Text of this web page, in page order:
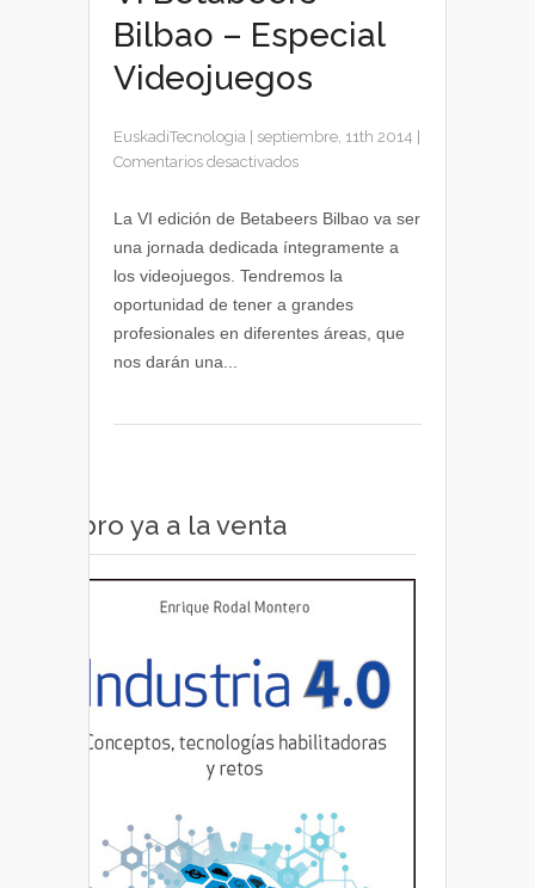
Bilbao – Especial
Videojuegos
EuskadiTecnologia septiembre, 11th 2014
Comentarios desactivadosen
Betabeers
Especial
Videojuegos
La VI edición de Betabeers Bilbao va ser
una jornada dedicada íntegramente a
los videojuegos. Tendremos la
oportunidad de tener a grandes
profesionales en diferentes áreas, que
nos darán una...
Libro ya a la venta